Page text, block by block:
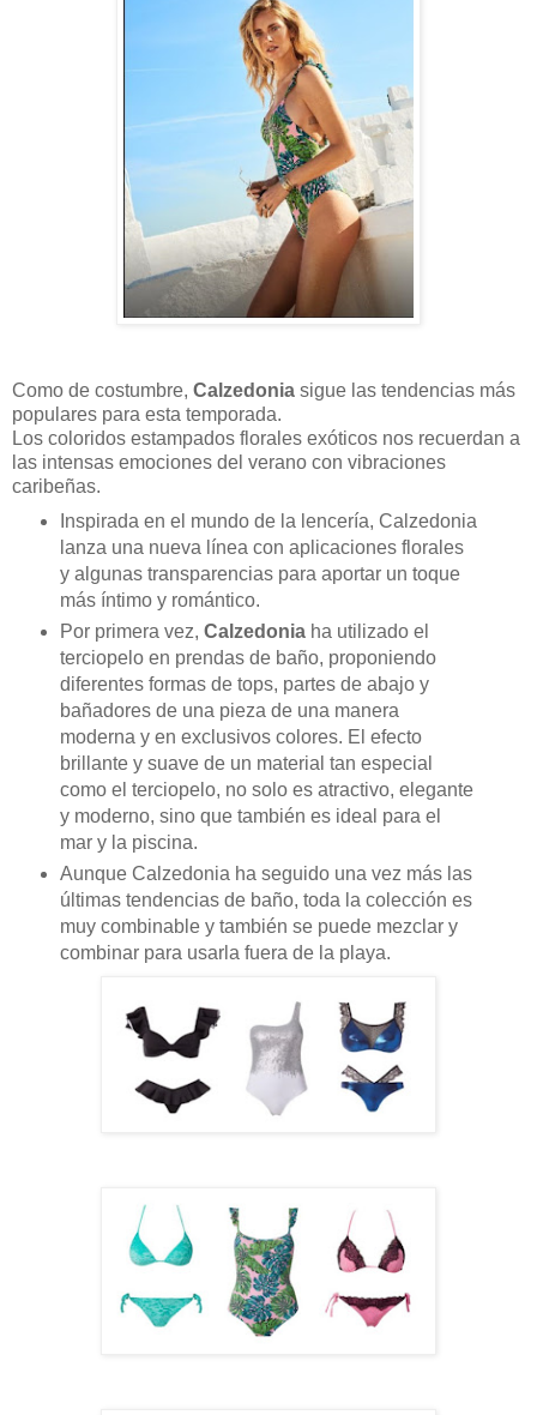
Como de costumbre, Calzedonia sigue las tendencias más
populares para esta temporada.
Los coloridos estampados florales exóticos nos recuerdan a
las intensas emociones del verano con vibraciones
caribeñas.
Inspirada en el mundo de la lencería, Calzedonia
lanza una nueva línea con aplicaciones florales
y algunas transparencias para aportar un toque
más íntimo y romántico.
Por primera vez, Calzedoniaha utilizado el
terciopelo en prendas de baño, proponiendo
diferentes formas de tops, partes de abajo y
bañadores de una pieza de una manera
moderna y en exclusivos colores. El efecto
brillante y suave de un material tan especial
como el terciopelo, no solo es atractivo, elegante
y moderno, sino que también es ideal para el
mar y la piscina.
Aunque Calzedonia ha seguido una vez más las
últimas tendencias de baño, toda la colección es
muy combinable y también se puede mezclar y
combinar para usarla fuera de la playa.